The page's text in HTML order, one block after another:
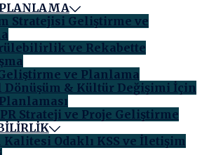
Stratejisi Geliştirme ve
ve Rekabette
ve Planlama
& Kültür Değişimi İçin
Strateji ve Proje Geliştirme
Kalitesi Odaklı KSS ve İletişim